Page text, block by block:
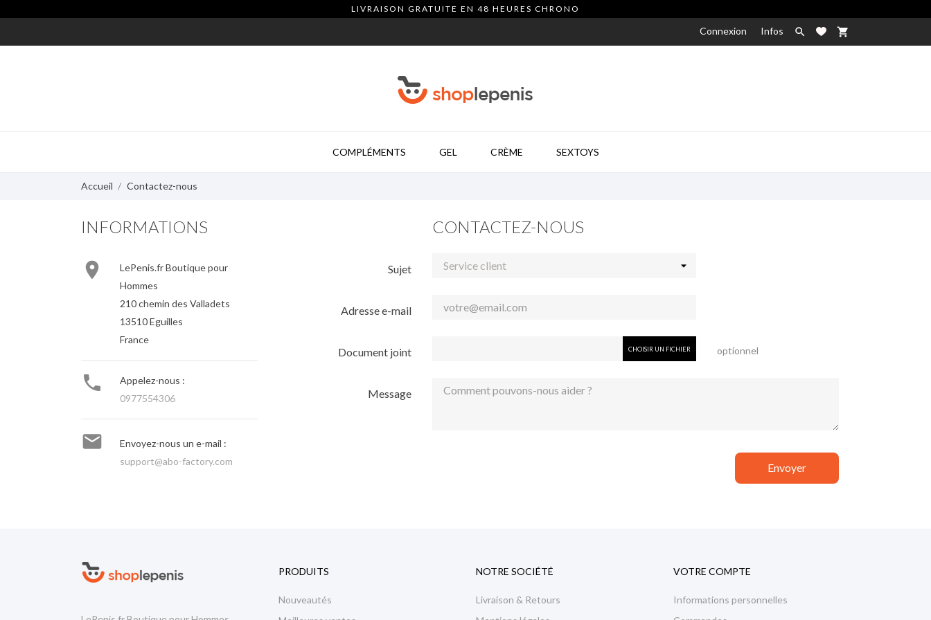
LIVRAISON GRATUITE EN 48 HEURES CHRONO
Connexion Infos  shopping_cart
COMPLÉMENTS GEL CRÈME SEXTOYS
Accueil Contactez-nous
INFORMATIONS

LePenis.fr Boutique pour
Hommes
210 chemin des Valladets
13510 Eguilles
France

Appelez-nous :
0977554306

Envoyez-nous un e-mail :
support@abo-factory.com
CONTACTEZ-NOUS
Sujet
Adresse e-mail
Document joint CHOISIR UN FICHIER optionnel
Message
PRODUITS
Nouveautés
NOTRE SOCIÉTÉ
Livraison & Retours
VOTRE COMPTE
Informations personnelles